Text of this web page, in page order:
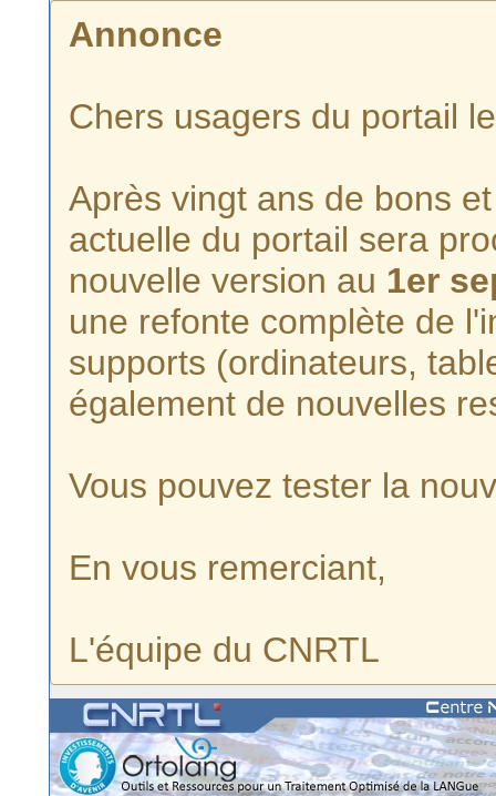
Annonce
Chers usagers du portail
Après vingt ans de bons
actuelle du portail sera
nouvelle version au 1er
une refonte complète de
supports (ordinateurs,
également de nouvelles
Vous pouvez tester la
En vous remerciant,
L'équipe du CNRTL